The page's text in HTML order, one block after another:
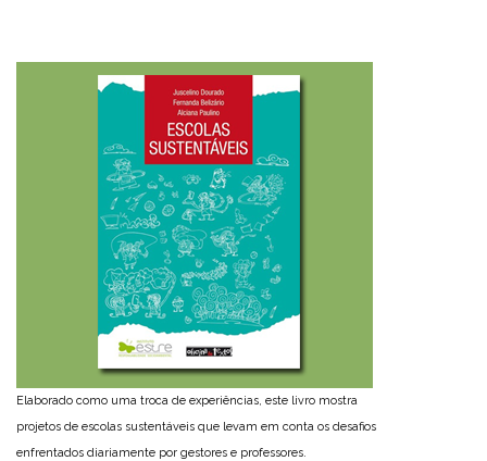
Elaborado como uma troca de experiências, este livro mostra
projetos de escolas sustentáveis que levam em conta os desafios
enfrentados diariamente por gestores e professores.